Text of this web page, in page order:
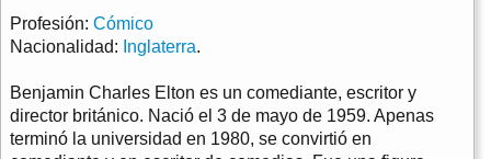
Profesión: Cómico
Nacionalidad: Inglaterra.
Benjamin Charles Elton es un comediante, escritor y
director británico. Nació el 3 de mayo de 1959. Apenas
terminó la universidad en 1980, se convirtió en